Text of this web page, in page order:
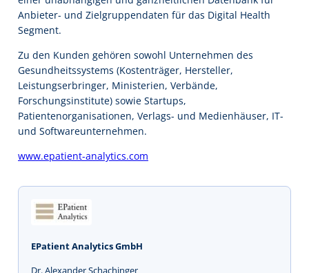
Anbieter- und Zielgruppendaten für das Digital Health
Segment.
Zu den Kunden gehören sowohl Unternehmen des
Gesundheitssystems (Kostenträger, Hersteller,
Leistungserbringer, Ministerien, Verbände,
Forschungsinstitute) sowie Startups,
Patientenorganisationen, Verlags- und Medienhäuser, IT-
und Softwareunternehmen.
www.epatient-analytics.com
EPatient Analytics GmbH